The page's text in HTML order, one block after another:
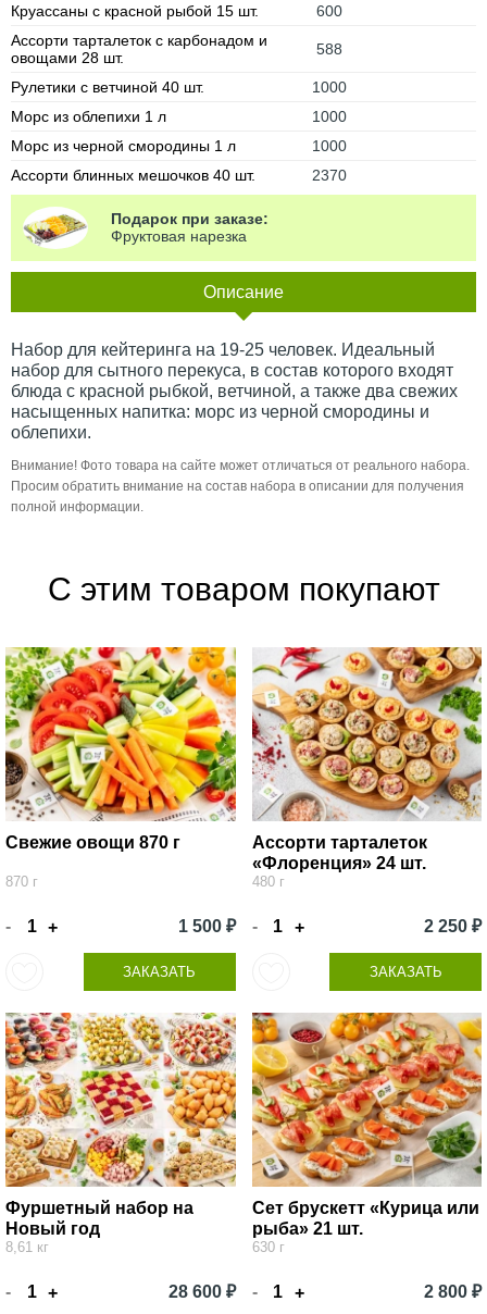
Круассаны с красной рыбой 15 шт.
600
Ассорти тарталеток с карбонадом и
овощами 28 шт.
588
Рулетики с ветчиной 40 шт.
1000
Морс из облепихи 1 л
1000
Морс из черной смородины 1 л
1000
Ассорти блинных мешочков 40 шт.
2370
Подарок при заказе:
Фруктовая нарезка
Описание
Набор для кейтеринга на 19-25 человек. Идеальный
набор для сытного перекуса, в состав которого входят
блюда с красной рыбкой, ветчиной, а также два свежих
насыщенных напитка: морс из черной смородины и
облепихи.
Внимание! Фото товара на сайте может отличаться от реального набора.
Просим обратить внимание на состав набора в описании для получения
полной информации.
С этим товаром покупают
Свежие овощи 870 г
870 г
- + 1 500 ₽
ЗАКАЗАТЬ
Ассорти тарталеток
«Флоренция» 24 шт.
480 г
- + 2 250 ₽
ЗАКАЗАТЬ
Фуршетный набор на
Новый год
8,61 кг
- + 28 600 ₽
Сет брускетт «Курица или
рыба» 21 шт.
630 г
- + 2 800 ₽